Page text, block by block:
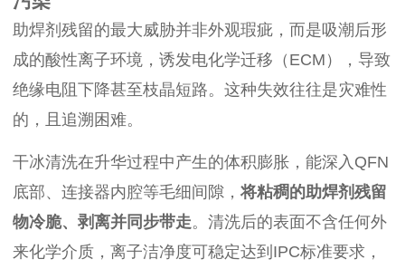
助焊剂残留的最大威胁并非外观瑕疵，而是吸潮后形
成的酸性离子环境，诱发电化学迁移（ECM），导致
绝缘电阻下降甚至枝晶短路。这种失效往往是灾难性
的，且追溯困难。
干冰清洗在升华过程中产生的体积膨胀，能深入QFN
底部、连接器内腔等毛细间隙， 将粘稠的助焊剂残留
物冷脆、剥离并同步带走。清洗后的表面不含任何外
来化学介质，离子洁净度可稳定达到IPC标准要求，